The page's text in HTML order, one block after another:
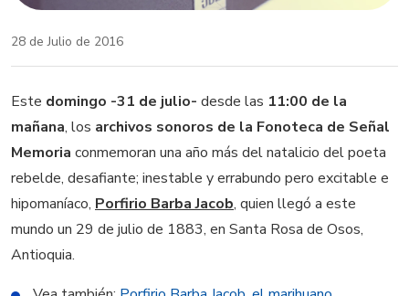
28 de Julio de 2016
Este domingo -31 de julio- desde las 11:00 de la
mañana, los archivos sonoros de la Fonoteca de Señal
Memoria conmemoran una año más del natalicio del poeta
rebelde, desafiante; inestable y errabundo pero excitable e
hipomaníaco, Porfirio Barba Jacob, quien llegó a este
mundo un 29 de julio de 1883, en Santa Rosa de Osos,
Antioquia.